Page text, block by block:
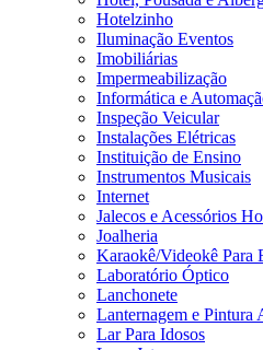
Hotelzinho
Iluminação Eventos
Imobiliárias
Impermeabilização
Informática e
Inspeção Veicular
Instalações Elétricas
Instituição de Ensino
Instrumentos Musicais
Internet
Jalecos e Acessórios
Joalheria
Karaokê/Videokê Para
Laboratório Óptico
Lanchonete
Lanternagem e Pintura
Lar Para Idosos